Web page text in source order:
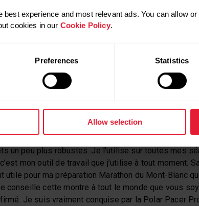
best experience and most relevant ads. You can allow
cookies in our Cookie Policy.
Preferences Statistics
Allow selection
Maëva a allongé les distances. L’athlète du Stade
qu’elle a bouclé en 2h45. Pour ses
pourquoi.
comparée à d’autres modèles que j’utilise et
qualifierai de « passe partout » et c’est sans doute
à son design épuré et à sa légèreté. Elle convient
un peu plus robustes. Je l’utilise sur toutes mes
mon outil de travail que j’utilise à tout moment.
utile pour ma préparation Marathon du Mont-Blanc
conseille cette montre à tout le monde que vous
Je suis vraiment conquise par la Polar Pacer